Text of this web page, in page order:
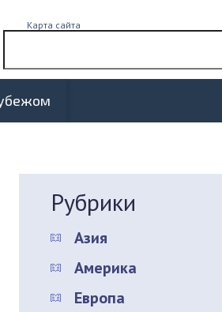
Карта сайта
Рубрики
Азия
Америка
Европа